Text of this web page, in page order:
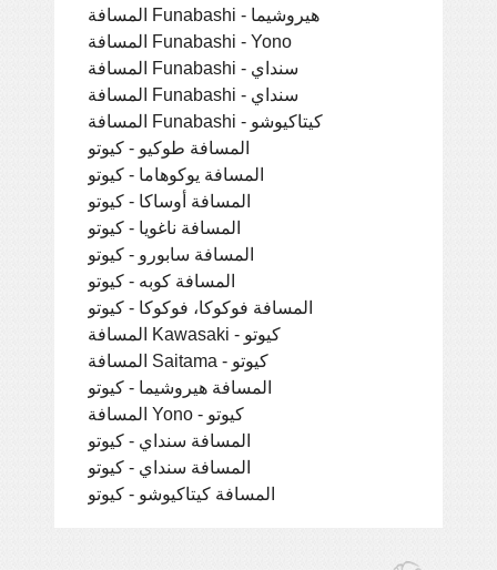
المسافة Funabashi - هيروشيما
المسافة Funabashi - Yono
المسافة Funabashi - سنداي
المسافة Funabashi - سنداي
المسافة Funabashi - كيتاكيوشو
المسافة طوكيو - كيوتو
المسافة يوكوهاما - كيوتو
المسافة أوساكا - كيوتو
المسافة ناغويا - كيوتو
المسافة سابورو - كيوتو
المسافة كوبه - كيوتو
المسافة فوكوكا، فوكوكا - كيوتو
المسافة Kawasaki - كيوتو
المسافة Saitama - كيوتو
المسافة هيروشيما - كيوتو
المسافة Yono - كيوتو
المسافة سنداي - كيوتو
المسافة سنداي - كيوتو
المسافة كيتاكيوشو - كيوتو